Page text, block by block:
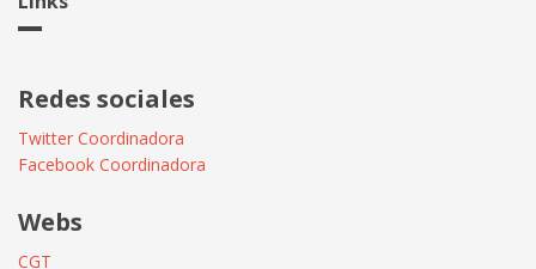
Redes sociales
Twitter Coordinadora
Facebook Coordinadora
Webs
CGT